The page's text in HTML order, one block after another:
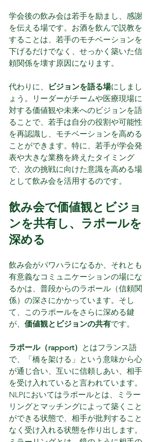
学会後の飲み会は若手を励まし、感謝
を伝える場です。お酒を飲んで説教を
することは、若手のモチベーションを
下げるだけでなく、せっかく築いた信
頼関係を壊す原因になります。
代わりに、 ビジョンを語る場にしまし
ょう。リーダーがチームや医療現場に
対する価値観や未来へのビジョンを語
ることで、若手は自分の役割や可能性
を再認識し、モチベーションを高める
ことができます。特に、若手が学会発
表や大きな業務を終えたタイミング
で、次の挑戦に向けた意識を高める場
として飲み会を活用するのです。
飲み会で価値観とビジョ
ンを共有し、ラポールを
深める
飲み会がパワハラになるか、それとも
有意義なコミュニケーションの場にな
るかは、普段からのラポール（信頼関
係）の深さにかかっています。そし
て、このラポールをさらに深める鍵
が、 価値観とビジョンの共有です。
ラポール（rapport） とはフランス語
で、「橋を架ける」という意味から心
が通じ合い、互いに信頼しあい、相手
を受け入れていると言われています。
NLPにおいてはラポールとは、ミラー
リングとマッチングによって築くこと
ができる状態で、相手が批判すること
なく受け入れる状態を作り出します。